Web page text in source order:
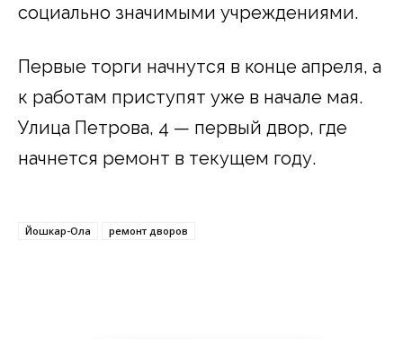
социально значимыми учреждениями.
Первые торги начнутся в конце апреля, а
к работам приступят уже в начале мая.
Улица Петрова, 4 — первый двор, где
начнется ремонт в текущем году.
Йошкар-Ола ремонт дворов